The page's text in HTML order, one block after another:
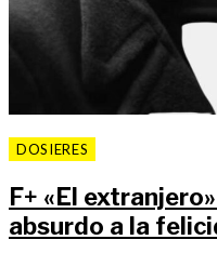
DOSIERES
F+ «El
absurdo a la